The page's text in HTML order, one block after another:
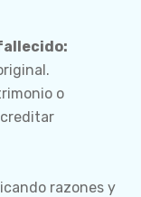
o
razones y